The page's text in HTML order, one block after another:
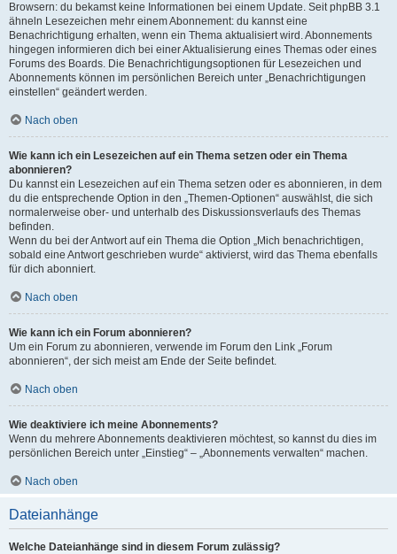
Browsern: du bekamst keine Informationen bei einem Update. Seit phpBB 3.1
ähneln Lesezeichen mehr einem Abonnement: du kannst eine
Benachrichtigung erhalten, wenn ein Thema aktualisiert wird. Abonnements
hingegen informieren dich bei einer Aktualisierung eines Themas oder eines
Forums des Boards. Die Benachrichtigungsoptionen für Lesezeichen und
Abonnements können im persönlichen Bereich unter „Benachrichtigungen
einstellen“ geändert werden.
Nach oben
Wie kann ich ein Lesezeichen auf ein Thema setzen oder ein Thema
abonnieren?
Du kannst ein Lesezeichen auf ein Thema setzen oder es abonnieren, in dem
du die entsprechende Option in den „Themen-Optionen“ auswählst, die sich
normalerweise ober- und unterhalb des Diskussionsverlaufs des Themas
befinden.
Wenn du bei der Antwort auf ein Thema die Option „Mich benachrichtigen,
sobald eine Antwort geschrieben wurde“ aktivierst, wird das Thema ebenfalls
für dich abonniert.
Nach oben
Wie kann ich ein Forum abonnieren?
Um ein Forum zu abonnieren, verwende im Forum den Link „Forum
abonnieren“, der sich meist am Ende der Seite befindet.
Nach oben
Wie deaktiviere ich meine Abonnements?
Wenn du mehrere Abonnements deaktivieren möchtest, so kannst du dies im
persönlichen Bereich unter „Einstieg“ – „Abonnements verwalten“ machen.
Nach oben
Dateianhänge
Welche Dateianhänge sind in diesem Forum zulässig?